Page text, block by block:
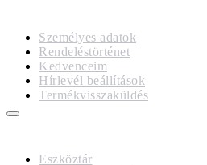
Személyes adatok
Rendeléstörténet
Kedvenceim
Hírlevél beállítások
Termékvisszaküldés
Eszköztár